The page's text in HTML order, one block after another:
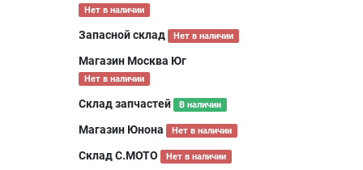
Нет в наличии
Запасной склад Нет в наличии
Магазин Москва Юг
Нет в наличии
Склад запчастей В наличии
Магазин Юнона Нет в наличии
Склад С.МОТО Нет в наличии